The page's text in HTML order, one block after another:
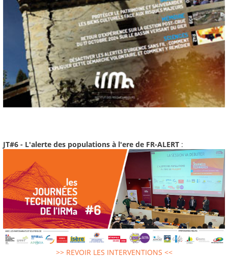
JT#6 - L'alerte des populations à l'ere de FR-ALERT :
>> REVOIR LES INTERVENTIONS <<